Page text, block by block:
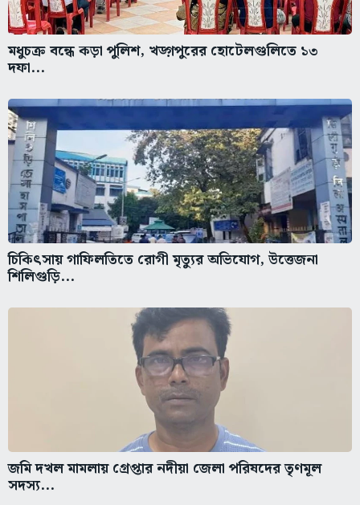
মধুচক্র বন্ধে কড়া পুলিশ, খড়্গপুরের হোটেলগুলিতে ১৩
দফা...
চিকিৎসায় গাফিলতিতে রোগী মৃত্যুর অভিযোগ, উত্তেজনা
শিলিগুড়ি...
জমি দখল মামলায় গ্রেপ্তার নদীয়া জেলা পরিষদের তৃণমূল
সদস্য...